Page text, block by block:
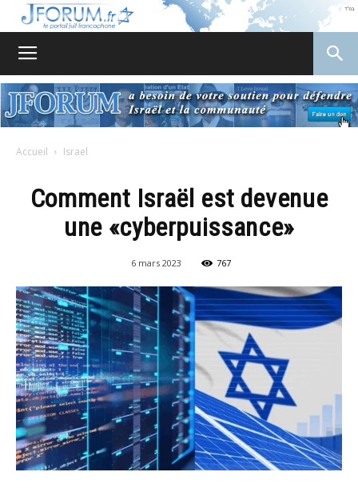
Accueil Israel
Comment Israël est devenue
une «cyberpuissance»
6 mars 2023 767